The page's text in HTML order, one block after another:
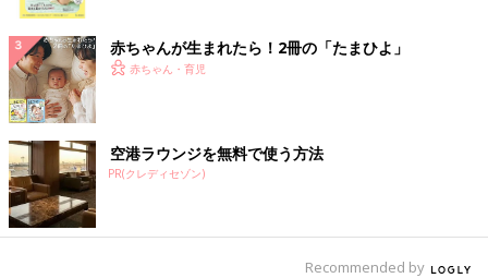
子どもが生まれてから、
ることに慣れました。トイレまで子どもが追いかけてくるし、お
風呂中もドアを開けたまま、歌を歌ったりして子どもを楽しませ
ています・・・寒っ。お風呂上がりも、自分は濡れたままの寒い
姿で、まずは子どもを拭く。不思議なことに、いつの間にか慣れ
赤ちゃんが生まれたら！2冊の「たまひよ」
赤ちゃん・育児
空港ラウンジを無料で使う方法
PR(クレディセゾン)
Recommended by